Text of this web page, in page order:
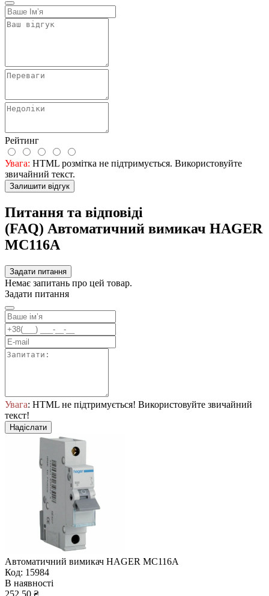
Рейтинг
Увага: HTML розмітка не підтримується. Використовуйте
звичайний текст.
Залишити відгук
Питання та відповіді
(FAQ) Автоматичний вимикач HAGER
MC116A
Задати питання
Немає запитань про цей товар.
Задати питання
Увага: HTML не підтримується! Використовуйте звичайний
текст!
Надіслати
Автоматичний вимикач HAGER MC116A
Код: 15984
В наявності
252.50 ₴